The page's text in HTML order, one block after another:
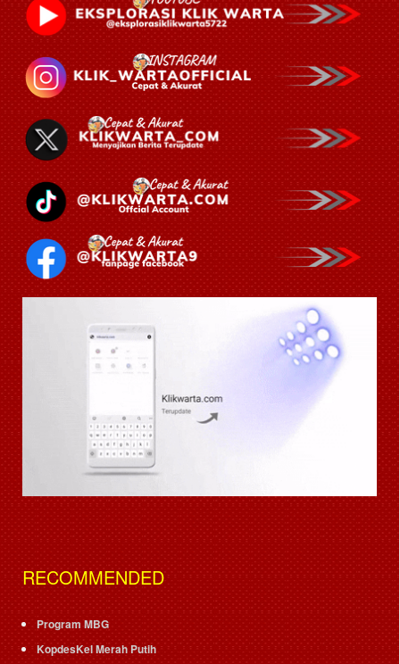
RECOMMENDED
Program MBG
KopdesKel Merah Putih